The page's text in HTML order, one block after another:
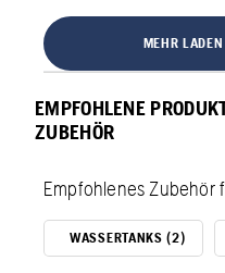
MEHR
EMPFOHLENE
ZUBEHÖR
Empfohlenes Zubehör
WASSERTANKS (2)